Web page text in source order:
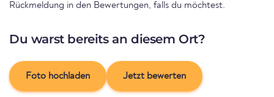
Rückmeldung in den Bewertungen, falls du möchtest.
Du warst bereits an diesem Ort?
Foto hochladen Jetzt bewerten